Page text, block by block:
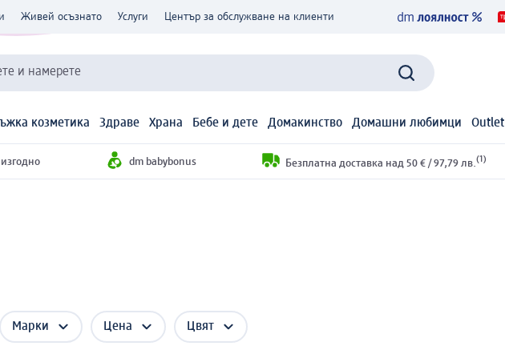
Живей осъзнато Услуги Център за обслужване на клиенти
и намерете
козметика Здраве Храна Бебе и дете Домакинство Домашни любимци Outlet
dm babybonus Безплатна доставка над 50 € / 97,79 лв. (1)
Марки Цена Цвят